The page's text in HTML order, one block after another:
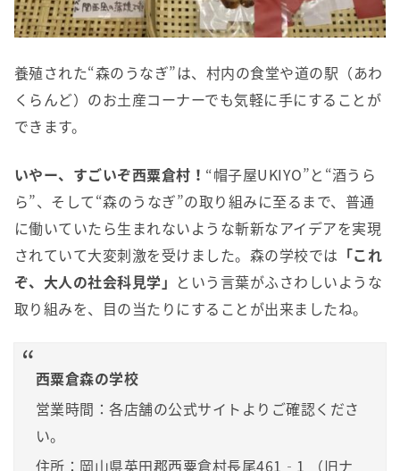
養殖された“森のうなぎ”は、村内の食堂や道の駅（あわ
くらんど）のお土産コーナーでも気軽に手にすることが
できます。
いやー、すごいぞ西粟倉村！ “帽子屋UKIYO”と“酒うら
ら”、そして“森のうなぎ”の取り組みに至るまで、普通
に働いていたら生まれないような斬新なアイデアを実現
されていて大変刺激を受けました。森の学校では 「これ
ぞ、大人の社会科見学」 という言葉がふさわしいような
取り組みを、目の当たりにすることが出来ましたね。
西粟倉森の学校
営業時間：各店舗の公式サイトよりご確認くださ
い。
住所：岡山県英田郡西粟倉村長尾461‐1 （旧ナ